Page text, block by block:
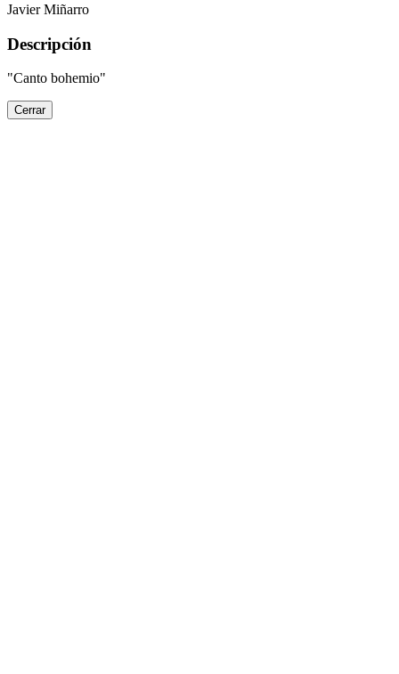
Javier Miñarro
Descripción
"Canto bohemio"
Cerrar